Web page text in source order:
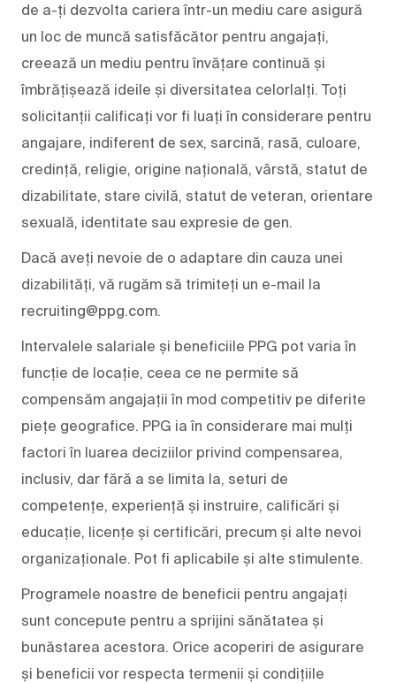
de a-ți dezvolta cariera într-un mediu care asigură
un loc de muncă satisfăcător pentru angajați,
creează un mediu pentru învățare continuă și
îmbrățișează ideile și diversitatea celorlalți. Toți
solicitanții calificați vor fi luați în considerare pentru
angajare, indiferent de sex, sarcină, rasă, culoare,
credință, religie, origine națională, vârstă, statut de
dizabilitate, stare civilă, statut de veteran, orientare
sexuală, identitate sau expresie de gen.
Dacă aveți nevoie de o adaptare din cauza unei
dizabilități, vă rugăm să trimiteți un e-mail la
recruiting@ppg.com.
Intervalele salariale și beneficiile PPG pot varia în
funcție de locație, ceea ce ne permite să
compensăm angajații în mod competitiv pe diferite
piețe geografice. PPG ia în considerare mai mulți
factori în luarea deciziilor privind compensarea,
inclusiv, dar fără a se limita la, seturi de
competențe, experiență și instruire, calificări și
educație, licențe și certificări, precum și alte nevoi
organizaționale. Pot fi aplicabile și alte stimulente.
Programele noastre de beneficii pentru angajați
sunt concepute pentru a sprijini sănătatea și
bunăstarea acestora. Orice acoperiri de asigurare
și beneficii vor respecta termenii și condițiile